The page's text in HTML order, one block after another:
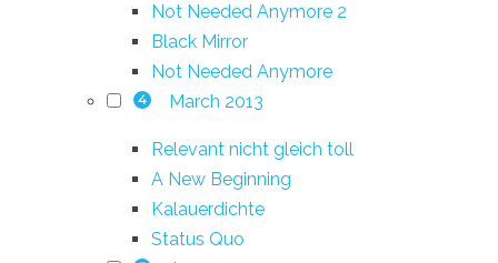
Not Needed Anymore 2
Black Mirror
Not Needed Anymore
4 March 2013
Relevant nicht gleich toll
A New Beginning
Kalauerdichte
Status Quo